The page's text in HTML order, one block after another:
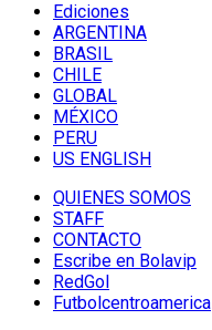
Ediciones
ARGENTINA
BRASIL
CHILE
GLOBAL
MÉXICO
PERU
US ENGLISH
QUIENES SOMOS
STAFF
CONTACTO
Escribe en Bolavip
RedGol
Futbolcentroamerica